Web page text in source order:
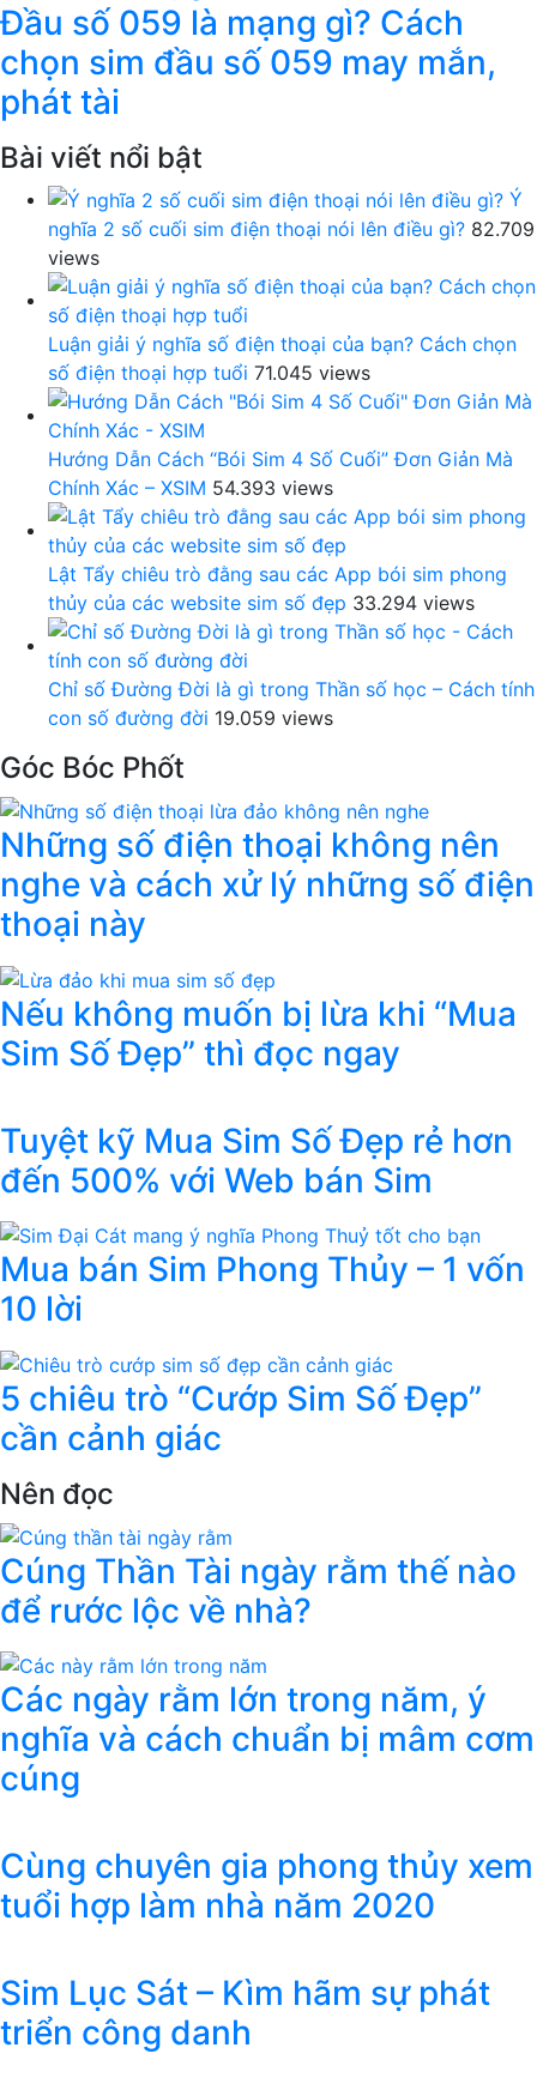
Đầu số 059 là mạng gì? Cách
chọn sim đầu số 059 may mắn,
phát tài
Bài viết nổi bật
Ý
nghĩa 2 số cuối sim điện thoại nói lên điều gì? 82.709
views
Luận giải ý nghĩa số điện thoại của bạn? Cách chọn
số điện thoại hợp tuổi 71.045 views
Hướng Dẫn Cách “Bói Sim 4 Số Cuối” Đơn Giản Mà
Chính Xác – XSIM 54.393 views
Lật Tẩy chiêu trò đằng sau các App bói sim phong
thủy của các website sim số đẹp 33.294 views
Chỉ số Đường Đời là gì trong Thần số học – Cách tính
con số đường đời 19.059 views
Góc Bóc Phốt
Những số điện thoại không nên
nghe và cách xử lý những số điện
thoại này
Nếu không muốn bị lừa khi “Mua
Sim Số Đẹp” thì đọc ngay
Tuyệt kỹ Mua Sim Số Đẹp rẻ hơn
đến 500% với Web bán Sim
Mua bán Sim Phong Thủy – 1 vốn
10 lời
5 chiêu trò “Cướp Sim Số Đẹp”
cần cảnh giác
Nên đọc
Cúng Thần Tài ngày rằm thế nào
để rước lộc về nhà?
Các ngày rằm lớn trong năm, ý
nghĩa và cách chuẩn bị mâm cơm
cúng
Cùng chuyên gia phong thủy xem
tuổi hợp làm nhà năm 2020
Sim Lục Sát – Kìm hãm sự phát
triển công danh